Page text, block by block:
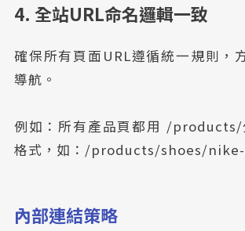
4. 全站URL命名邏輯一致
確保所有頁面URL遵循統一規則，
導航。
例如：所有產品頁都用 /
格式，如：/products/shoes/nike-
內部連結策略